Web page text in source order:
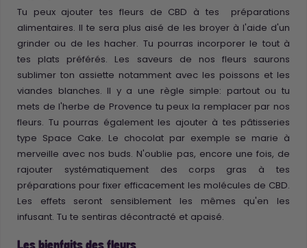
Tu peux ajouter tes fleurs de CBD à tes préparations
alimentaires. Il te sera plus aisé de les broyer à l'aide d'un
grinder ou de les hacher. Tu pourras incorporer le tout à
tes plats préférés. Les saveurs de nos fleurs saurons
sublimer ton assiette notamment avec les poissons et les
viandes blanches. Il y a une règle simple: partout ou tu
mets de l'herbe de Provence tu peux la remplacer par nos
fleurs. Tu pourras également les ajouter à tes pâtisseries
type Space Cake. Le chocolat par exemple se marie à
merveille avec nos buds. N'oublie pas, encore une fois, de
rajouter systématiquement des corps gras à tes
préparations pour fixer efficacement les molécules de CBD.
Les effets seront sensiblement les mêmes qu'en les
infusant. Tu te sentiras décontracté et apaisé.